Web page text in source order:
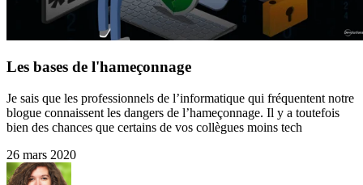
Les bases de l'hameçonnage
Je sais que les professionnels de l’informatique qui fréquentent notre
blogue connaissent les dangers de l’hameçonnage. Il y a toutefois
bien des chances que certains de vos collègues moins tech
26 mars 2020